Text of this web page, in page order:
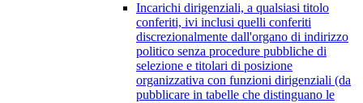
Incarichi dirigenziali, a qualsiasi titolo
conferiti, ivi inclusi quelli conferiti
discrezionalmente dall'organo di indirizzo
politico senza procedure pubbliche di
selezione e titolari di posizione
organizzativa con funzioni dirigenziali (da
pubblicare in tabelle che distinguano le